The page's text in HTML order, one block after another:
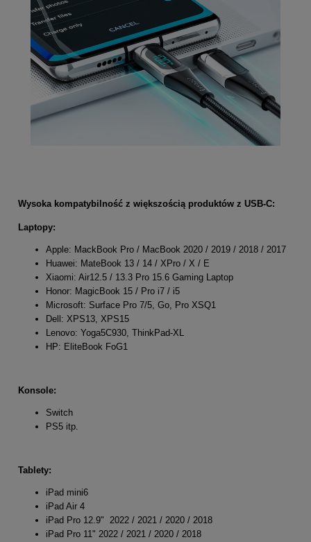
Wysoka kompatybilność z większością produktów z USB-C:
Laptopy:
Apple: MackBook Pro / MacBook 2020 / 2019 / 2018 / 2017
Huawei: MateBook 13 / 14 / XPro / X / E
Xiaomi: Air12.5 / 13.3 Pro 15.6 Gaming Laptop
Honor: MagicBook 15 / Pro i7 / i5
Microsoft: Surface Pro 7/5, Go, Pro XSQ1
Dell: XPS13, XPS15
Lenovo: Yoga5C930, ThinkPad-XL
HP: EliteBook FoG1
Konsole:
Switch
PS5 itp.
Tablety:
iPad mini6
iPad Air 4
iPad Pro 12.9" 2022 / 2021 / 2020 / 2018
iPad Pro 11" 2022 / 2021 / 2020 / 2018